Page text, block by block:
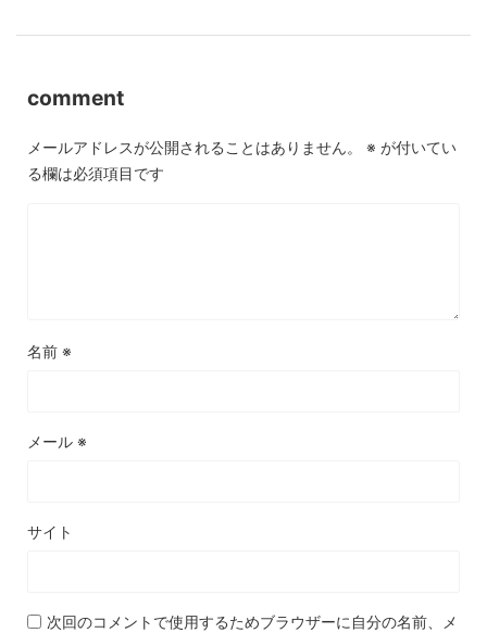
comment
メールアドレスが公開されることはありません。 ※ が付いてい
る欄は必須項目です
名前 ※
メール ※
サイト
次回のコメントで使用するためブラウザーに自分の名前、メ